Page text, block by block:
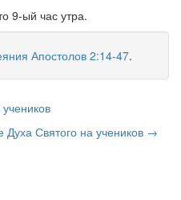
9-ый час утра.
Апостолов 2:14-47.
Духа Святого на учеников →